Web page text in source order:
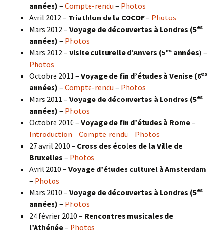
années) – Compte-rendu – Photos
Avril 2012 – Triathlon de la COCOF– Photos
Mars 2012 – Voyage de découvertes à Londres (5es
années) – Photos
Mars 2012 – Visite culturelle d’Anvers (5es années) –
Photos
Octobre 2011 – Voyage de fin d’études à Venise (6es
années) – Compte-rendu – Photos
Mars 2011 – Voyage de découvertes à Londres (5es
années) – Photos
Octobre 2010 – Voyage de fin d’études à Rome–
Introduction – Compte-rendu – Photos
27 avril 2010 – Cross des écoles de la Ville de
Bruxelles – Photos
Avril 2010 – Voyage d’études culturel à Amsterdam
– Photos
Mars 2010 – Voyage de découvertes à Londres (5es
années) – Photos
24 février 2010 – Rencontres musicales de
l’Athénée– Photos